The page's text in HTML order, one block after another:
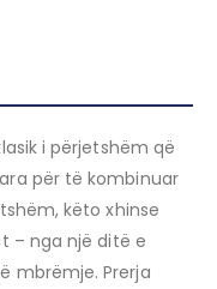
i përjetshëm që
për të kombinuar
këto xhinse
– nga një ditë e
mbrëmje. Prerja